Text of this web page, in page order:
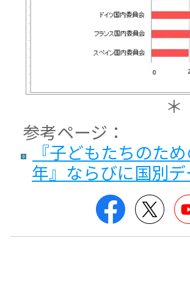
参考ページ：
『子どもたちのた
年』ならびに国別
Facebook